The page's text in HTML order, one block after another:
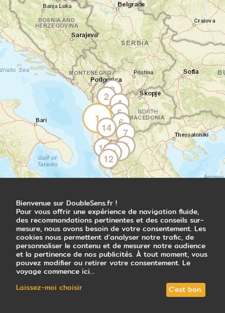
15
14
13
12
11
1098
7
6
5
4
3
2
1
Nuit en guesthouse
Jour 4
Villages du Korab et saveurs locales
Kukës - Peshkopi - Rabdisht
Vous rejoignez aujourd'hui la région de
Rabdisht, l'un des villages les plus
authentiques du nord-est albanais. Une
randonnée en boucle de 12 km (5 à 6h,
+600 m) vous mène sur les hauteurs du
village à travers forêts et prairies ouvertes.
Les vues sur la chaîne du Korab, qui abrite
le plus haut sommet du pays, accompagnent
votre progression. De retour au village, vous
prenez le temps de découvrir les maisons
tranquille de la vie rurale. Le dîner partagé
dans une maison locale est un beau moment
d'échange autour des spécialités de
montagne.
Nuit chez l'habitant
Jour 5
Au cœur du parc national de Shebenik
Bienvenue sur DoubleSens.fr !
Pour vous offrir une expérience de navigation fluide,
des recommandations pertinentes et des conseils sur-
mesure, nous avons besoin de votre consentement. Les
cookies nous permettent d'analyser notre trafic, de
personnaliser le contenu et de mesurer notre audience
et la pertinence de nos publicités. À tout moment, vous
pouvez modifier ou retirer votre consentement. Le
voyage commence ici…
Laissez-moi choisir
C'est bon.